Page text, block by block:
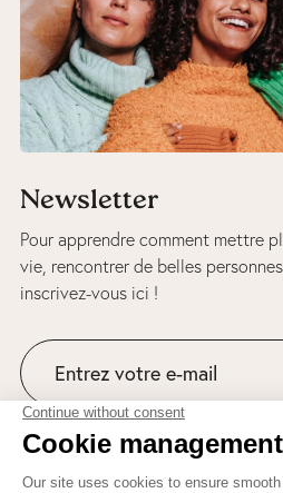
Newsletter
Pour apprendre comment mettre
vie, rencontrer de belles
inscrivez-vous ici !
NEWSLETTER ABSOLUTION